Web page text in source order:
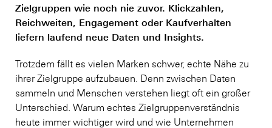
Zielgruppen wie noch nie zuvor. Klickzahlen,
Reichweiten, Engagement oder Kaufverhalten
liefern laufend neue Daten und Insights.
Trotzdem fällt es vielen Marken schwer, echte Nähe zu
ihrer Zielgruppe aufzubauen. Denn zwischen Daten
sammeln und Menschen verstehen liegt oft ein großer
Unterschied. Warum echtes Zielgruppenverständnis
heute immer wichtiger wird und wie Unternehmen